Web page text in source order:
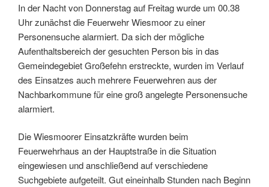
In der Nacht von Donnerstag auf Freitag wurde um 00.38
Uhr zunächst die Feuerwehr Wiesmoor zu einer
Personensuche alarmiert. Da sich der mögliche
Aufenthaltsbereich der gesuchten Person bis in das
Gemeindegebiet Großefehn erstreckte, wurden im Verlauf
des Einsatzes auch mehrere Feuerwehren aus der
Nachbarkommune für eine groß angelegte Personensuche
alarmiert.
Die Wiesmoorer Einsatzkräfte wurden beim
Feuerwehrhaus an der Hauptstraße in die Situation
eingewiesen und anschließend auf verschiedene
Suchgebiete aufgeteilt. Gut eineinhalb Stunden nach Beginn